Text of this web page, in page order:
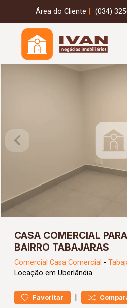
Área do Cliente (034)
CASA COMERCIAL
BAIRRO TABAJARAS
Comercial Casa Comercial -
Locação em Uberlândia
Favoritar |